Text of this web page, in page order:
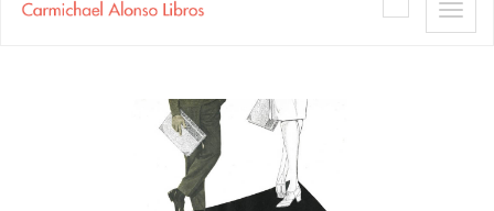
Toggle